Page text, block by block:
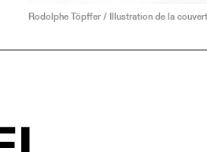
Rodolphe Töpffer / Illustration de la